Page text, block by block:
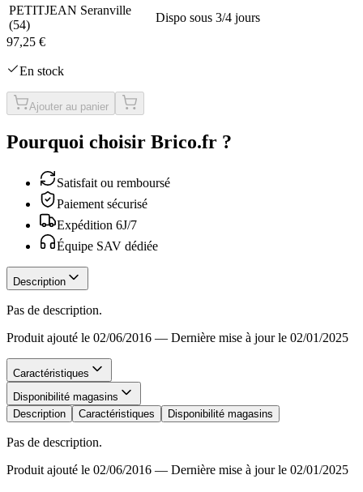
PETITJEAN Seranville
(54)
Dispo sous 3/4 jours
97,25 €
En stock
Ajouter au panier
Pourquoi choisir Brico.fr ?
Satisfait ou remboursé
Paiement sécurisé
Expédition 6J/7
Équipe SAV dédiée
Description
Pas de description.
Produit ajouté le 02/06/2016 — Dernière mise à jour le 02/01/2025
Caractéristiques
Disponibilité magasins
Description
Caractéristiques Disponibilité magasins
Pas de description.
Produit ajouté le 02/06/2016 — Dernière mise à jour le 02/01/2025